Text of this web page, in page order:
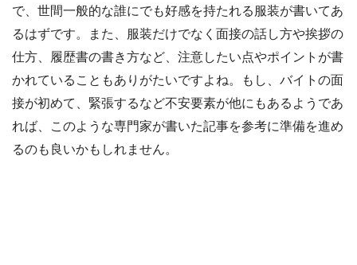
で、世間一般的な誰にでも好感を持たれる服装が書いてあ
るはずです。また、服装だけでなく面接の話し方や挨拶の
仕方、履歴書の書き方など、注意したい点やポイントが書
かれていることもありがたいですよね。もし、バイトの面
接が初めて、緊張するなど不安要素が他にもあるようであ
れば、このような専門家が書いた記事を参考に準備を進め
るのも良いかもしれません。